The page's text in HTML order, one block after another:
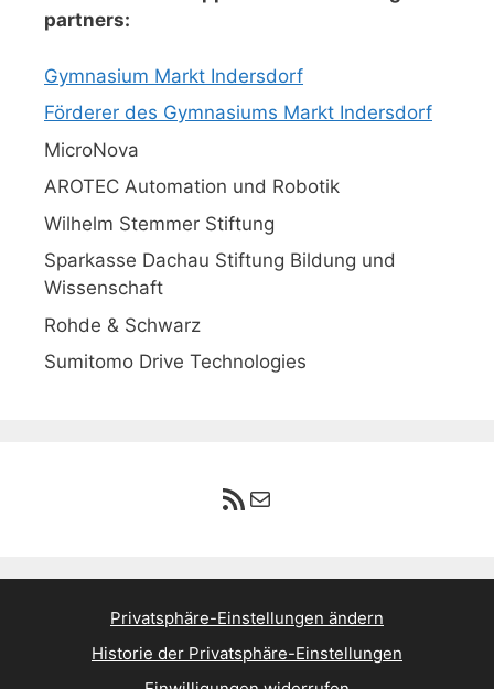
partners:
Gymnasium Markt Indersdorf
Förderer des Gymnasiums Markt Indersdorf
MicroNova
AROTEC Automation und Robotik
Wilhelm Stemmer Stiftung
Sparkasse Dachau Stiftung Bildung und
Wissenschaft
Rohde & Schwarz
Sumitomo Drive Technologies
RSS-Feed
E-Mail
Privatsphäre-Einstellungen ändern
Historie der Privatsphäre-Einstellungen